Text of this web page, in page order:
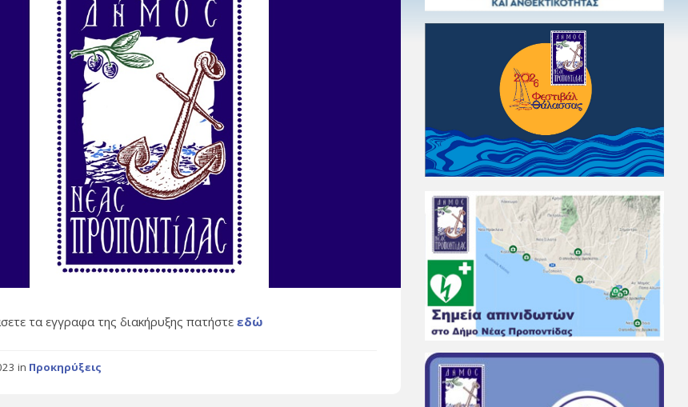
τα εγγραφα της διακήρυξης πατήστεεδώ
in Προκηρύξεις